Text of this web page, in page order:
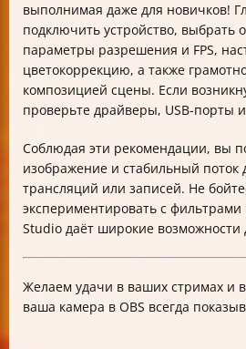
выполнимая даже для новичков!
подключить устройство, выбрать
параметры разрешения и FPS,
цветокоррекцию, а также
композицией сцены. Если
проверьте драйверы, USB-порты
Соблюдая эти рекомендации, вы
изображение и стабильный поток
трансляций или записей. Не
экспериментировать с
Studio даёт широкие возможности
Желаем удачи в ваших стримах и
ваша камера в OBS всегда